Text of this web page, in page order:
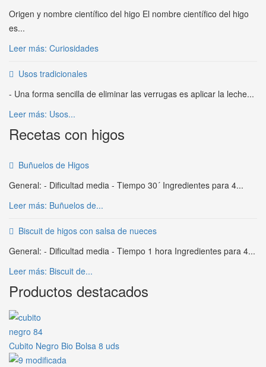
Origen y nombre científico del higo El nombre científico del higo
es...
Leer más: Curiosidades
Usos tradicionales
- Una forma sencilla de eliminar las verrugas es aplicar la leche...
Leer más: Usos...
Recetas con higos
Buñuelos de Higos
General: - Dificultad media - Tiempo 30´ Ingredientes para 4...
Leer más: Buñuelos de...
Biscuit de higos con salsa de nueces
General: - Dificultad media - Tiempo 1 hora Ingredientes para 4...
Leer más: Biscuit de...
Productos destacados
Cubito Negro Bio Bolsa 8 uds